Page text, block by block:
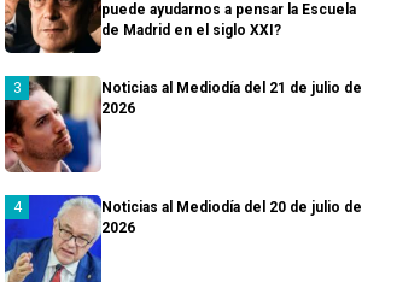
puede ayudarnos a pensar la Escuela
de Madrid en el siglo XXI?
Noticias al Mediodía del 21 de julio de
2026
Noticias al Mediodía del 20 de julio de
2026